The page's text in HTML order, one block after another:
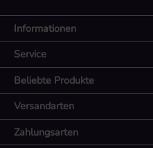
Informationen
Service
Beliebte Produkte
Zahlungsarten
Versandarten